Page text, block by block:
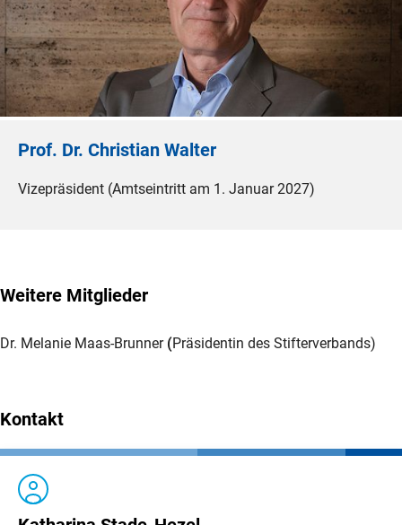
Prof. Dr. Christian Walter
Vizepräsident (Amtseintritt am 1. Januar 2027)
Weitere Mitglieder
Dr. Melanie Maas-Brunner (Präsidentin des Stifterverbands)
Kontakt